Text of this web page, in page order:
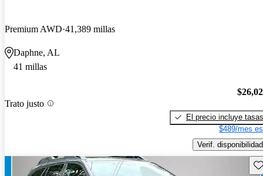
Premium AWD 41,389 millas
Daphne, AL
41 millas
Trato justo
El precio incluye tasas
$489/mes
Verif. disponibilidad